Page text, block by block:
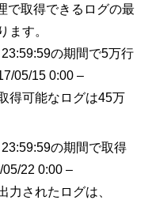
で取得できるログの最
ます。
の期間で5万行
05/15 0:00 –
得可能なログは45万
の期間で取得
22 0:00 –
力されたログは、